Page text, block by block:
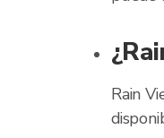
Rain